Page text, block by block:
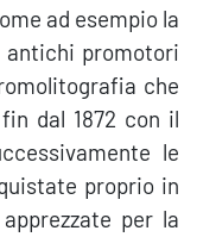
ad esempio la
promotori
che
dal 1872 con il
le
proprio in
per la